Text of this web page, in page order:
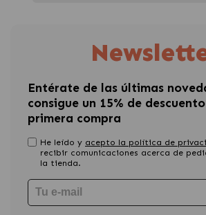
Entérate de las últimas
consigue un 15% de
primera compra
He leído y acepto la política de
recibir comunicaciones acerca de
la tienda.